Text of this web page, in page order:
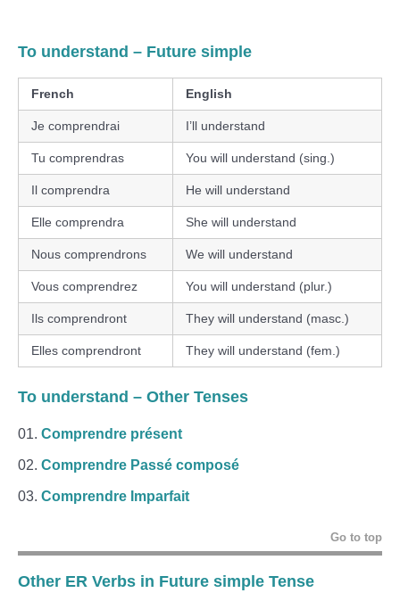
To understand – Future simple
French English
Je comprendrai I’ll understand
Tu comprendras You will understand (sing.)
Il comprendra He will understand
Elle comprendra She will understand
Nous comprendrons We will understand
Vous comprendrez You will understand (plur.)
Ils comprendront They will understand (masc.)
Elles comprendront They will understand (fem.)
To understand – Other Tenses
Comprendre présent
Comprendre Passé composé
Comprendre Imparfait
Go to top
Other ER Verbs in Future simple Tense